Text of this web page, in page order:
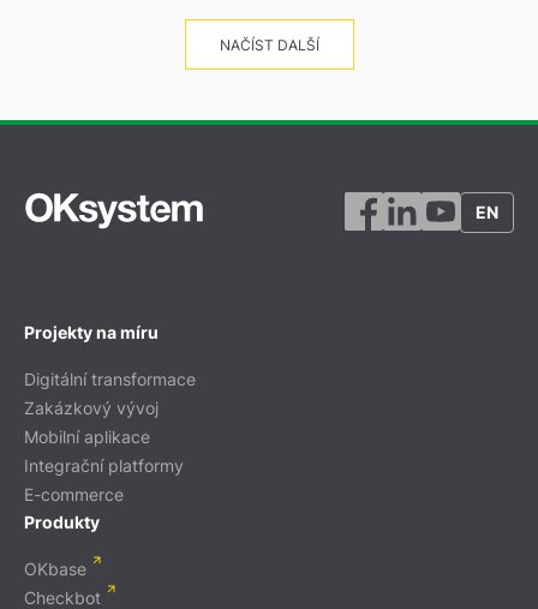
NAČÍST DALŠÍ
EN
Projekty na míru
Digitální transformace
Zakázkový vývoj
Mobilní aplikace
Integrační platformy
E-commerce
Produkty
OKbase
Checkbot